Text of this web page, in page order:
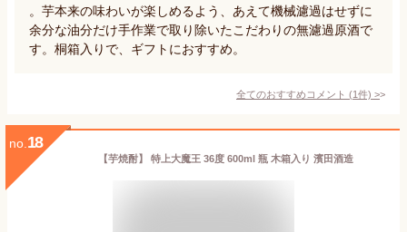
。芋本来の味わいが楽しめるよう、あえて機械濾過はせずに
余分な油分だけ手作業で取り除いたこだわりの無濾過原酒で
す。桐箱入りで、ギフトにおすすめ。
全てのおすすめコメント (1件) >
no. 18
【芋焼酎】 特上大魔王 36度 600ml 瓶 木箱入り 濱田酒造